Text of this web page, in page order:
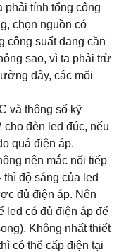
phải tính tổng công
chọn nguồn có
công suất đang cần
sao, vì ta phải trừ
dây, các mối
và thông số kỹ
đèn led đúc, nếu
quá điện áp.
nên mắc nối tiếp
độ sáng của led
đủ điện áp. Nên
led có đủ điện áp để
Không nhất thiết
có thể cấp điện tại